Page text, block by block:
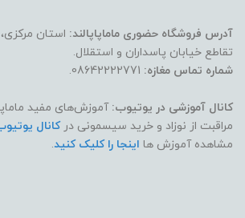
آدرس فروشگاه حضوری ماماپاپالند: استان
تقاطع خیابان پاسداران و استقلال.
شماره تماس مغازه:
کانال آموزشی در یوتیوب: آموزش‌های مفید
مراقبت از نوزاد و خرید سیسمونی درکانال
مشاهده آموزش ها اینجا را کلیک کنید.